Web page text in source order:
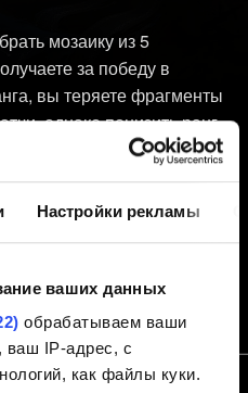
Настройки рекламы
ваших данных
обрабатываем ваши
ваш IP-адрес, с
как файлы куки.
мозаику из 5
за победу в
вы теряете фрагменты
однако понизить ранг
вы получаете по
вничью, победная
Поражение